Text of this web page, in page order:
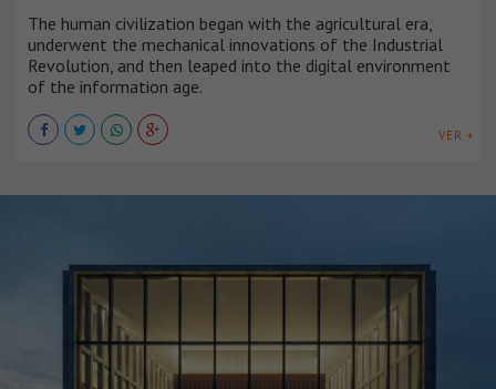
The human civilization began with the agricultural era,
underwent the mechanical innovations of the Industrial
Revolution, and then leaped into the digital environment
of the information age.
VER +